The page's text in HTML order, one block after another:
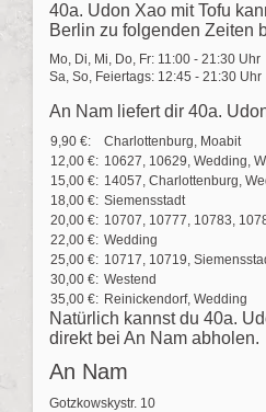
40a. Udon Xao mit Tofu
Berlin zu folgenden Zeiten
Mo, Di, Mi, Do, Fr: 11:00 - 21:30 Uhr
Sa, So, Feiertags: 12:45 - 21:30 Uhr
An Nam liefert dir 40a.
9,90 €:
Charlottenburg, Moabit
12,00 €: 10627, 10629, Wedding,
15,00 €: 14057, Charlottenburg,
18,00 €: Siemensstadt
20,00 €: 10707, 10777, 10783,
22,00 €: Wedding
25,00 €: 10717, 10719,
30,00 €: Westend
35,00 €: Reinickendorf, Wedding
Natürlich kannst du 40a.
direkt bei An Nam abholen.
An Nam
Gotzkowskystr. 10